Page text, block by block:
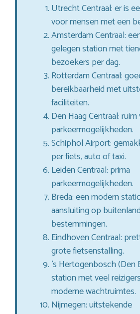
Utrecht Centraal: er is
voor mensen met een
Amsterdam Centraal:
gelegen station met
bezoekers per dag.
Rotterdam Centraal:
bereikbaarheid met
faciliteiten.
Den Haag Centraal:
parkeermogelijkheden.
Schiphol Airport:
per fiets, auto of taxi.
Leiden Centraal: prima
parkeermogelijkheden.
Breda: een modern
aansluiting op
bestemmingen.
Eindhoven Centraal:
grote fietsenstalling.
’s Hertogenbosch (Den
station met veel
moderne wachtruimtes.
Nijmegen: uitstekende